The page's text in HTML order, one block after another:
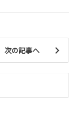
次の記事へ